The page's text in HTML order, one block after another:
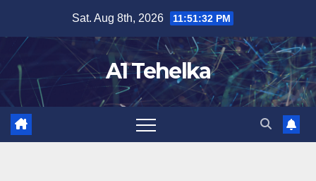
content
Sat. Aug 8th, 2026 11:51:32 PM
A1 Tehelka